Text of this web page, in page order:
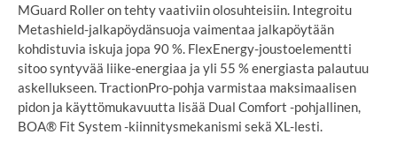
MGuard Roller on tehty vaativiin olosuhteisiin. Integroitu
Metashield-jalkapöydänsuoja vaimentaa jalkapöytään
kohdistuvia iskuja jopa 90 %. FlexEnergy-joustoelementti
sitoo syntyvää liike-energiaa ja yli 55 % energiasta palautuu
askellukseen. TractionPro-pohja varmistaa maksimaalisen
pidon ja käyttömukavuutta lisää Dual Comfort -pohjallinen,
BOA® Fit System -kiinnitysmekanismi sekä XL-lesti.